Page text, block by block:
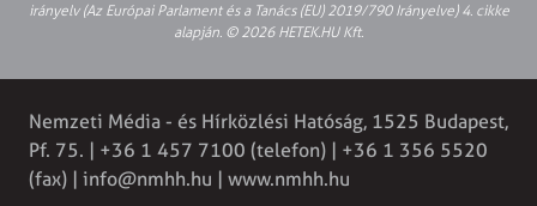
irányelv (Az Európai Parlament és a Tanács (EU) 2019/790 Irányelve) 4. cikke
alapján. © 2026 HETEK.HU Kft.
Nemzeti Média - és Hírközlési Hatóság, 1525 Budapest,
Pf. 75. | +36 1 457 7100 (telefon) | +36 1 356 5520
(fax) | info@nmhh.hu | www.nmhh.hu